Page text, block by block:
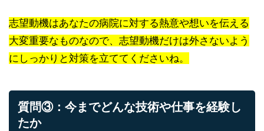
志望動機はあなたの病院に対する熱意や想いを伝える
大変重要なものなので、志望動機だけは外さないよう
にしっかりと対策を立ててくださいね。
質問③：今までどんな技術や仕事を経験し
たか